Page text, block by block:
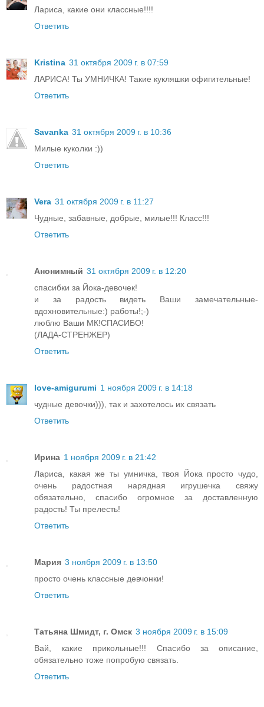
Лариса, какие они классные!!!!
Ответить
Kristina 31 октября 2009 г. в 07:59
ЛАРИСА! Ты УМНИЧКА! Такие кукляшки офигительные!
Ответить
Savanka 31 октября 2009 г. в 10:36
Милые куколки :))
Ответить
Vera 31 октября 2009 г. в 11:27
Чудные, забавные, добрые, милые!!! Класс!!!
Ответить
Анонимный 31 октября 2009 г. в 12:20
спасибки за Йока-девочек!
и за радость видеть Ваши замечательные-
вдохновительные:) работы!;-)
люблю Ваши МК!СПАСИБО!
(ЛАДА-СТРЕНЖЕР)
Ответить
love-amigurumi 1 ноября 2009 г. в 14:18
чудные девочки))), так и захотелось их связать
Ответить
Ирина 1 ноября 2009 г. в 21:42
Лариса, какая же ты умничка, твоя Йока просто чудо,
очень радостная нарядная игрушечка свяжу
обязательно, спасибо огромное за доставленную
радость! Ты прелесть!
Ответить
Мария 3 ноября 2009 г. в 13:50
просто очень классные девчонки!
Ответить
Татьяна Шмидт, г. Омск 3 ноября 2009 г. в 15:09
Вай, какие прикольные!!! Спасибо за описание,
обязательно тоже попробую связать.
Ответить